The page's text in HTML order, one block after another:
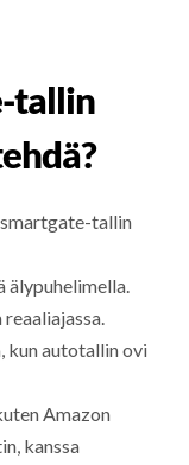
tallin
tallin
älypuhelimella.
kun autotallin ovi
Amazon
kanssa